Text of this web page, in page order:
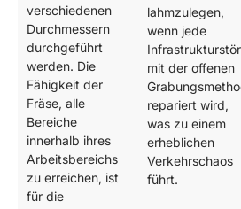
verschiedenen
Durchmessern
durchgeführt
werden. Die
Fähigkeit der
Fräse, alle
Bereiche
innerhalb ihres
Arbeitsbereichs
zu erreichen, ist
für die
lahmzulegen,
wenn jede
mit der offenen
repariert wird,
was zu einem
erheblichen
Verkehrschaos
führt.